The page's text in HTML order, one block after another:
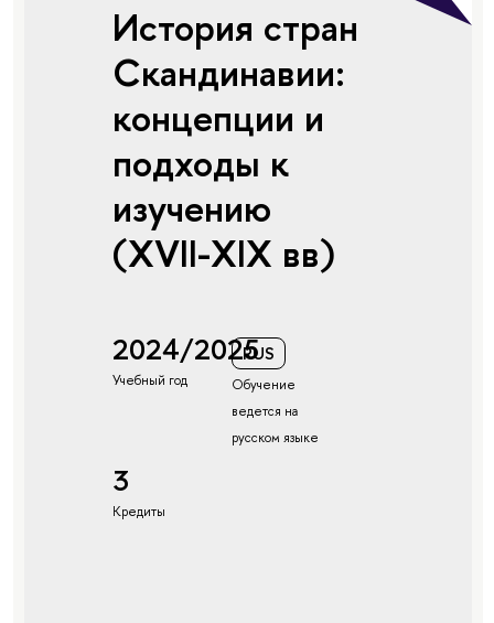
История стран
Скандинавии:
концепции и
подходы к
изучению
(XVII-XIX вв)
2024/2025
Учебный год
RUS
Обучение
ведется на
русском языке
3
Кредиты